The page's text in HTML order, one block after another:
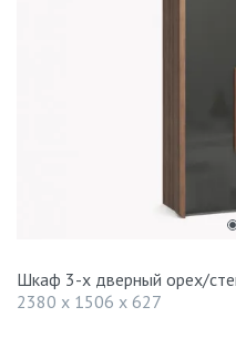
Шкаф 3-х дверный орех/
2380 x 1506 x 627